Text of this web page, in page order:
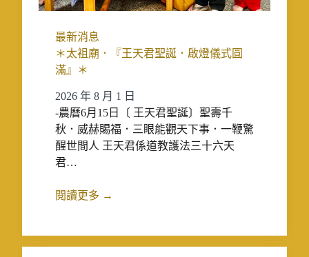
最新消息
＊太祖廟．『王天君聖誕．啟燈儀式圓
滿』＊
2026 年 8 月 1 日
-農曆6月15日〔 王天君聖誕〕聖壽千
秋．威赫賜福．三眼能觀天下事．一鞭驚
醒世間人 王天君係道教護法三十六天
君…
閱讀更多 →